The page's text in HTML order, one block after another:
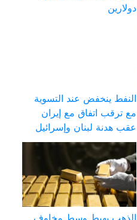
دولارين
النفط ينخفض عند التسوية
مع ترقب اتفاق مع إيران
عقب هدنة لبنان وإسرائيل